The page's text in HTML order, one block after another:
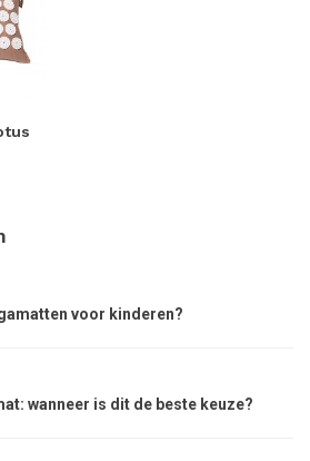
voor kinderen?
wanneer is dit de beste keuze?